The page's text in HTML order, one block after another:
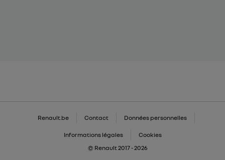
Renault.be Contact Données personnelles
Informations légales
Cookies
© Renault 2017 - 2026